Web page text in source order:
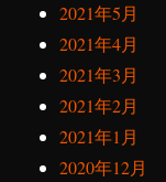
2021年5月
2021年4月
2021年3月
2021年2月
2021年1月
2020年12月